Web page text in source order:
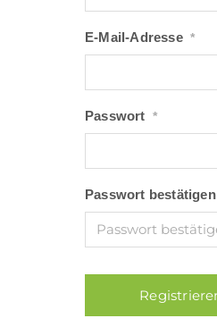
E-Mail-Adresse *
Passwort *
Passwort bestätigen